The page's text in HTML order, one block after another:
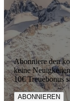
Abonniere den
keine
10€ Treuebonus
ABONNIEREN